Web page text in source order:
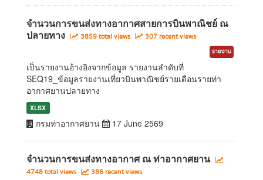
จำนวนการขนส่งทางอากาศสายการบินพาณิชย์ ณ
ปลายทาง
3859 total views 307 recent views
รายงาน
เป็นรายงานอ้างอิงจากข้อมูล รายงานลำดับที่
SEQ19_ข้อมูลรายงานเที่ยวบินพาณิชย์รายเดือนรายท่า
อากาศยานปลายทาง
XLSX
กรมท่าอากาศยาน 17 June 2569
จำนวนการขนส่งทางอากาศ ณ ท่าอากาศยาน
4748 total views 386 recent views